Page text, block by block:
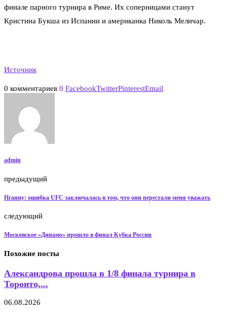
финале парного турнира в Риме. Их соперницами станут
Кристина Букша из Испании и американка Николь Меличар.
Источник
0 комментариев 0 FacebookTwitterPinterestEmail
admin
предыдущий
Нганну: ошибка UFC заключалась в том, что они перестали меня уважать
следующий
Московское «Динамо» прошло в финал Кубка России
Похожие посты
Александрова прошла в 1/8 финала турнира в
Торонто,...
06.08.2026